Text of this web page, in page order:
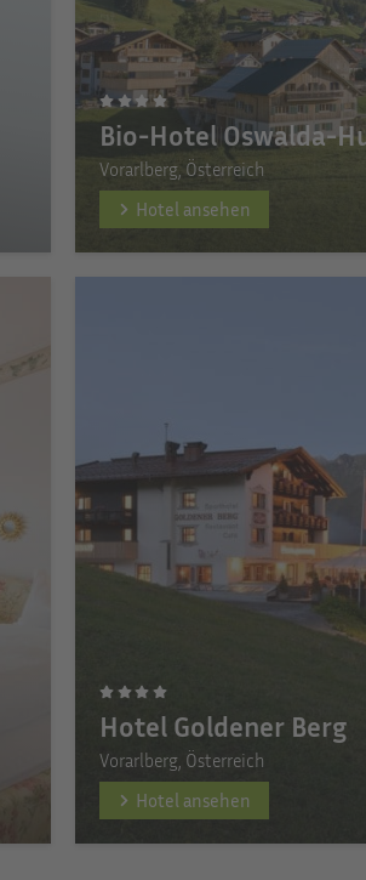
Bio-Hotel Oswalda-
Vorarlberg, Österreich
Hotel ansehen
Hotel Goldener Berg
Vorarlberg, Österreich
Hotel ansehen